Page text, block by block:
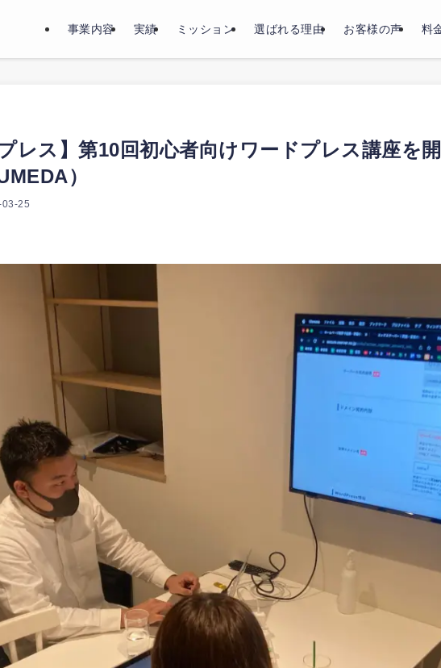
事業内容 実績 ミッション 選ばれる理由 お客様の声 料
プレス】第10回初心者向けワードプレス講座を
）
25